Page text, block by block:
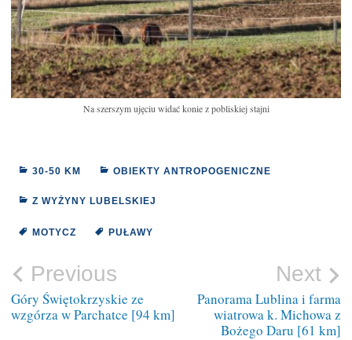
Na szerszym ujęciu widać konie z pobliskiej stajni
30-50 KM OBIEKTY ANTROPOGENICZNE
Z WYŻYNY LUBELSKIEJ
MOTYCZ PUŁAWY
Nawigacja
wpisu
Previous
Góry Świętokrzyskie ze
wzgórza w Parchatce [94 km]
Next
Panorama Lublina i farma
wiatrowa k. Michowa z
Bożego Daru [61 km]